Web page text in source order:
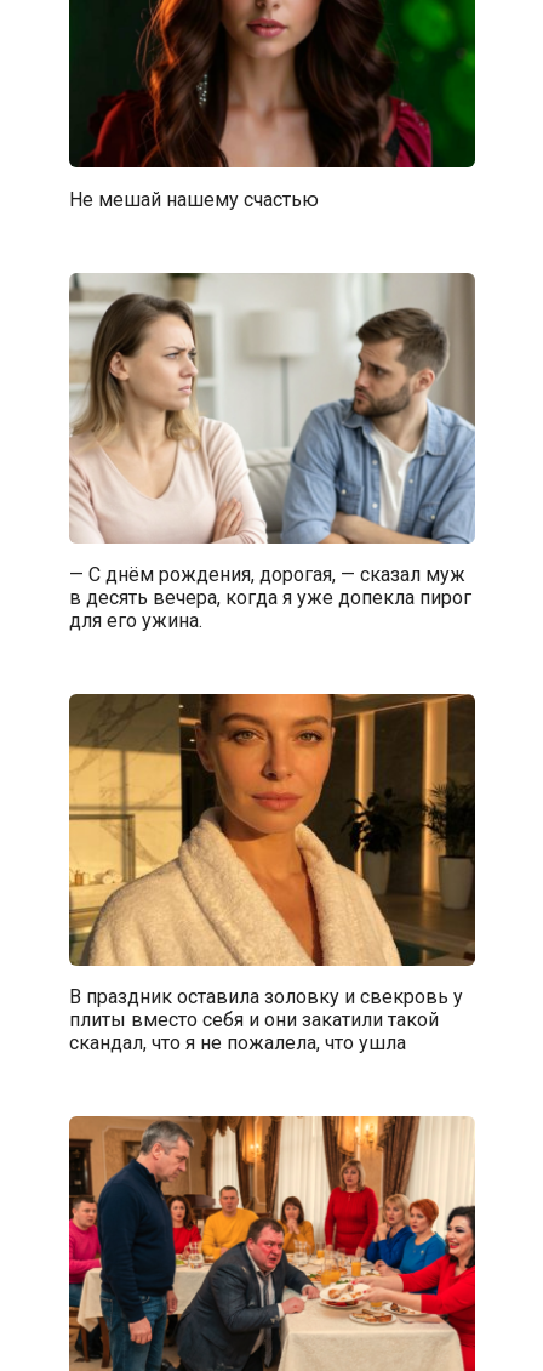
Не мешай нашему счастью
— С днём рождения, дорогая, — сказал муж
в десять вечера, когда я уже допекла пирог
для его ужина.
В праздник оставила золовку и свекровь у
плиты вместо себя и они закатили такой
скандал, что я не пожалела, что ушла